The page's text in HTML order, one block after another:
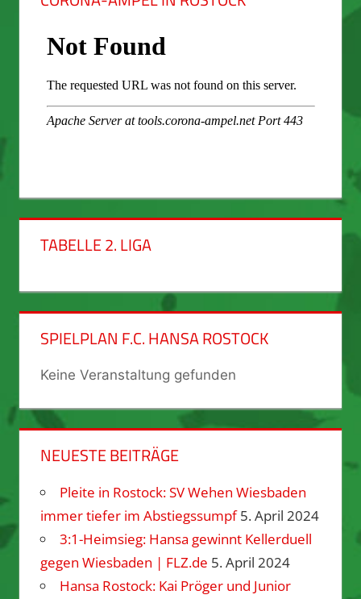
TABELLE 2. LIGA
SPIELPLAN F.C. HANSA ROSTOCK
Keine Veranstaltung gefunden
NEUESTE BEITRÄGE
Pleite in Rostock: SV Wehen Wiesbaden
immer tiefer im Abstiegssumpf 5. April 2024
3:1-Heimsieg: Hansa gewinnt Kellerduell
gegen Wiesbaden | FLZ.de 5. April 2024
Hansa Rostock: Kai Pröger und Junior